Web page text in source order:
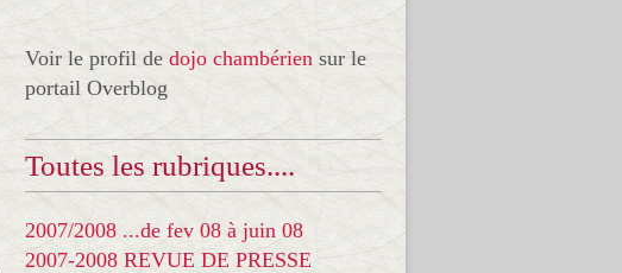
Voir le profil de dojo chambérien sur le
portail Overblog
Toutes les rubriques....
2007/2008 ...de fev 08 à juin 08
2007-2008 REVUE DE PRESSE